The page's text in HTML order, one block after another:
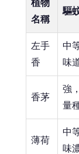
植物
名稱
驅
左手
香
中
味
香茅
強
量
薄荷
中
味